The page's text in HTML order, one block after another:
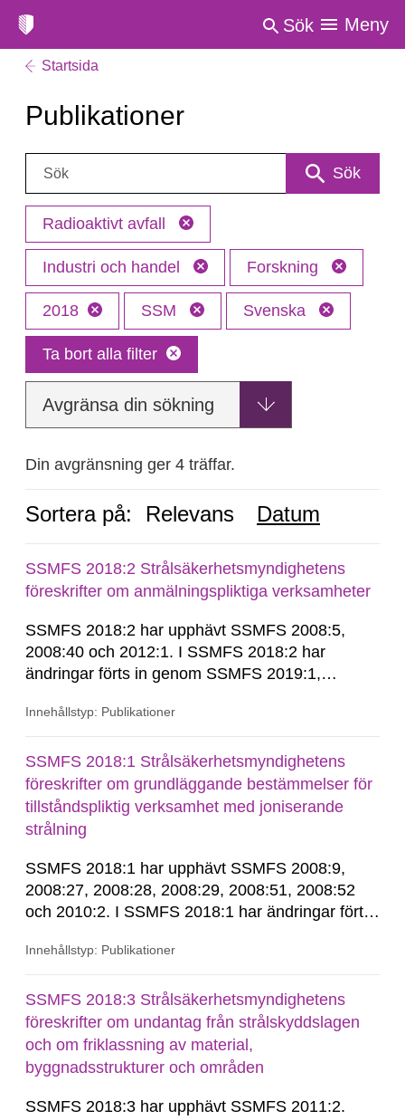
Sök Meny
Startsida
Publikationer
Sök: Sök
Radioaktivt avfall
Industri och handel Forskning
2018 SSM Svenska
Ta bort alla filter
Avgränsa din sökning
Din avgränsning ger 4 träffar.
Sortera på: Relevans Datum
SSMFS 2018:2 Strålsäkerhetsmyndighetens
föreskrifter om anmälningspliktiga verksamheter
SSMFS 2018:2 har upphävt SSMFS 2008:5,
2008:40 och 2012:1. I SSMFS 2018:2 har
ändringar förts in genom SSMFS 2019:1,
Innehållstyp: Publikationer
SSMFS 2018:1 Strålsäkerhetsmyndighetens
föreskrifter om grundläggande bestämmelser för
tillståndspliktig verksamhet med joniserande
strålning
SSMFS 2018:1 har upphävt SSMFS 2008:9,
2008:27, 2008:28, 2008:29, 2008:51, 2008:52
och 2010:2. I SSMFS 2018:1 har ändringar förts
SSMFS 2022:14, SSMFS 2024:2 och SSMFS
Innehållstyp: Publikationer
SSMFS 2018:3 Strålsäkerhetsmyndighetens
föreskrifter om undantag från strålskyddslagen
och om friklassning av material,
byggnadsstrukturer och områden
SSMFS 2018:3 har upphävt SSMFS 2011:2.